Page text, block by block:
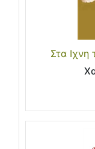
Στα